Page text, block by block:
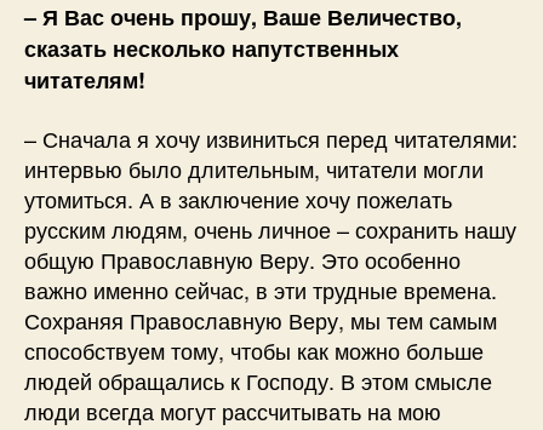
– Я Вас очень прошу, Ваше Величество,
сказать несколько напутственных
читателям!
– Сначала я хочу извиниться перед читателями:
интервью было длительным, читатели могли
утомиться. А в заключение хочу пожелать
русским людям, очень личное – сохранить нашу
общую Православную Веру. Это особенно
важно именно сейчас, в эти трудные времена.
Сохраняя Православную Веру, мы тем самым
способствуем тому, чтобы как можно больше
людей обращались к Господу. В этом смысле
люди всегда могут рассчитывать на мою